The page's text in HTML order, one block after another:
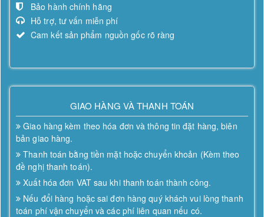
Bảo hành chính hãng
Hỗ trợ, tư vấn miễn phí
Cam kết sản phẩm nguồn gốc rõ ràng
GIAO HÀNG VÀ THANH TOÁN
Giao hàng kèm theo hóa đơn và thông tin đặt hàng, biên
bản giao hàng.
Thanh toán bằng tiền mặt hoặc chuyển khoản (Kèm theo
đề nghị thanh toán).
Xuất hóa đơn VAT sau khi thanh toán thành công.
Nếu đổi hàng hoặc sai đơn hàng quý khách vui lòng thanh
toán phí vận chuyển và các phí liên quan nếu có.